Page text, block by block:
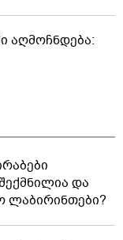
აღმოჩნდება:
და
ლაბირინთები?